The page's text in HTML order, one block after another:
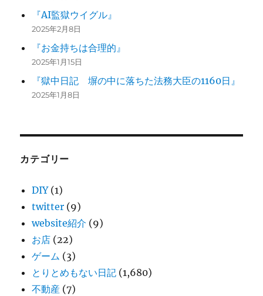
『AI監獄ウイグル』
2025年2月8日
『お金持ちは合理的』
2025年1月15日
『獄中日記 塀の中に落ちた法務大臣の1160日』
2025年1月8日
カテゴリー
DIY(1)
twitter (9)
website紹介 (9)
お店 (22)
ゲーム (3)
とりとめもない日記 (1,680)
不動産 (7)